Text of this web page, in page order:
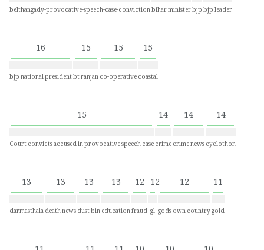
belthangady-provocative-speech-case-convictionbihar ministerbjpbjp leader
16
bjp national president
15
bt ranjan
15
co-operative
15
coastal
15
Court convicts accused in provocative speech case
14
crime
14
crime news
14
cyclothon
13
darmasthala
13
death news
13
dust bin
13
education
12
fraud
12
gl
12
gods own country
11
gold